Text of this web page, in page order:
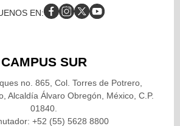
EN:
CAMPUS SUR
no. 865, Col. Torres de Potrero,
Alcaldía Álvaro Obregón, México, C.P.
01840.
+52 (55) 5628 8800